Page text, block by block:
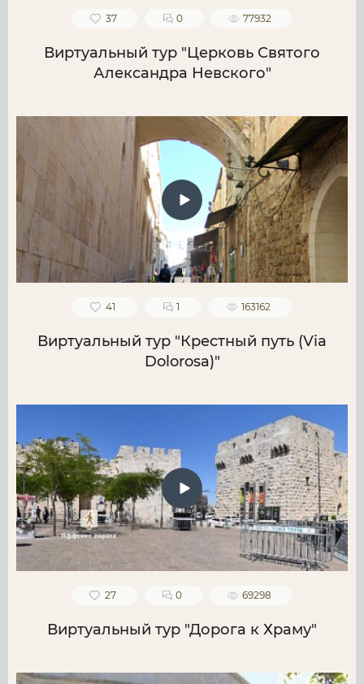
37 0 77932
Виртуальный тур "Церковь Святого
Александра Невского"
41 1 163162
Виртуальный тур "Крестный путь (Via
Dolorosa)"
27 0 69298
Виртуальный тур "Дорога к Храму"